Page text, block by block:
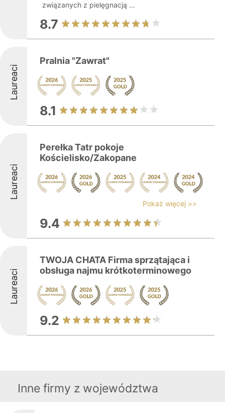
związanych z pielęgnacją ...
8.7
Laureaci
Pralnia "Zawrat"
8.1
Laureaci
Perełka Tatr pokoje
Kościelisko/Zakopane
Pokaż więcej >>
9.4
Laureaci
TWOJA CHATA Firma sprzątająca i
obsługa najmu krótkoterminowego
9.2
Inne firmy z województwa